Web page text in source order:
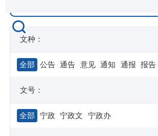
文种：
全部 公告 通告 意见 通知 通报 报告
文号：
全部 宁政 宁政文 宁政办